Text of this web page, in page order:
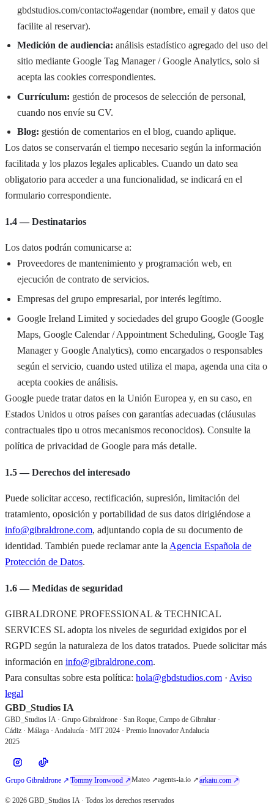
gbdstudios.com/contacto#agendar (nombre, email y datos que
facilite al reservar).
Medición de audiencia: análisis estadístico agregado del uso del
sitio mediante Google Tag Manager / Google Analytics, solo si
acepta las cookies correspondientes.
Currículum: gestión de procesos de selección de personal,
cuando nos envíe su CV.
Blog: gestión de comentarios en el blog, cuando aplique.
Los datos se conservarán el tiempo necesario según la información
facilitada y los plazos legales aplicables. Cuando un dato sea
obligatorio para acceder a una funcionalidad, se indicará en el
formulario correspondiente.
1.4 — Destinatarios
Los datos podrán comunicarse a:
Proveedores de mantenimiento y programación web, en
ejecución de contrato de servicios.
Empresas del grupo empresarial, por interés legítimo.
Google Ireland Limited y sociedades del grupo Google (Google
Maps, Google Calendar / Appointment Scheduling, Google Tag
Manager y Google Analytics), como encargados o responsables
según el servicio, cuando usted utiliza el mapa, agenda una cita o
acepta cookies de análisis.
Google puede tratar datos en la Unión Europea y, en su caso, en
Estados Unidos u otros países con garantías adecuadas (cláusulas
contractuales tipo u otros mecanismos reconocidos). Consulte la
política de privacidad de Google para más detalle.
1.5 — Derechos del interesado
Puede solicitar acceso, rectificación, supresión, limitación del
tratamiento, oposición y portabilidad de sus datos dirigiéndose a
info@gibraldrone.com, adjuntando copia de su documento de
identidad. También puede reclamar ante la Agencia Española de
Protección de Datos.
1.6 — Medidas de seguridad
GIBRALDRONE PROFESSIONAL & TECHNICAL
SERVICES SL adopta los niveles de seguridad exigidos por el
RGPD según la naturaleza de los datos tratados. Puede solicitar más
información en info@gibraldrone.com.
Para consultas sobre esta política: hola@gbdstudios.com · Aviso
legal
GBD_Studios IA
GBD_Studios IA · Grupo Gibraldrone · San Roque, Campo de Gibraltar ·
Cádiz · Málaga · Andalucía · MIT 2024 · Premio Innovador Andalucía
2025
Grupo Gibraldrone ↗ Tommy Ironwood ↗Mateo ↗agents-ia.io ↗arkaiu.com ↗
© 2026 GBD_Studios IA · Todos los derechos reservados